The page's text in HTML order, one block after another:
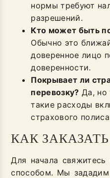
нормы требуют
разрешений.
Кто может быть
Обычно это
доверенное лицо
доверенности.
Покрывает ли
перевозку? Да, но
такие расходы
страхового
КАК
Для начала
способом. Мы